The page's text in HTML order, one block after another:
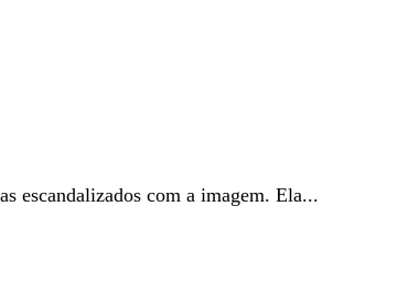
escandalizados com a imagem. Ela...